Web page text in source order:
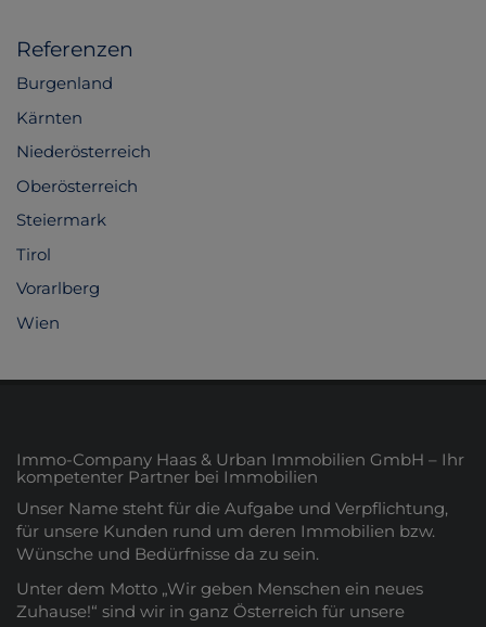
Referenzen
Burgenland
Kärnten
Niederösterreich
Oberösterreich
Steiermark
Tirol
Vorarlberg
Wien
Immo-Company Haas & Urban Immobilien GmbH – Ihr
kompetenter Partner bei Immobilien
Unser Name steht für die Aufgabe und Verpflichtung,
für unsere Kunden rund um deren Immobilien bzw.
Wünsche und Bedürfnisse da zu sein.
Unter dem Motto „Wir geben Menschen ein neues
Zuhause!“ sind wir in ganz Österreich für unsere